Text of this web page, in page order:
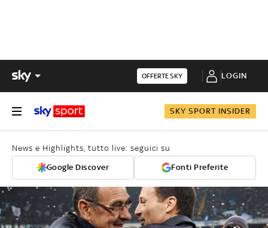
OFFERTE SKY LOGIN
SKY SPORT INSIDER
News e Highlights, tutto live: seguici su
Google Discover Fonti Preferite